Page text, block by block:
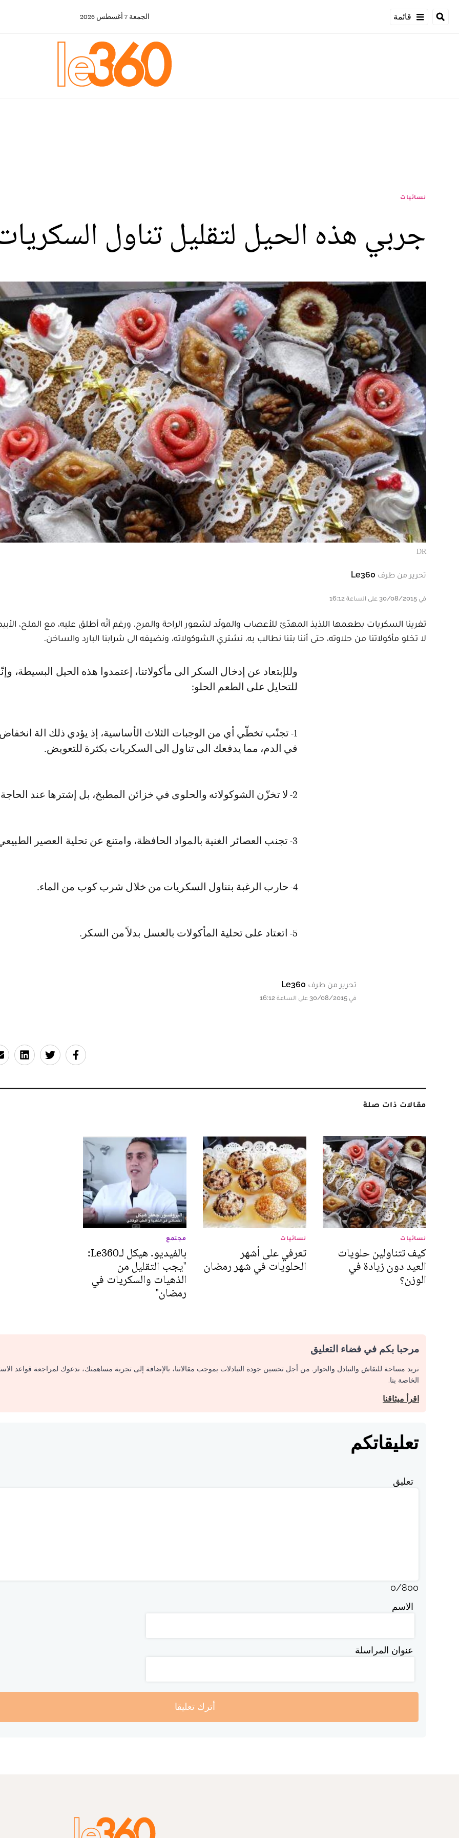
قائمة الجمعة 7 أغسطس 2026
نسائيات
جربي هذه الحيل لتقليل تناول
DR
تحرير من طرف Le360
في 30/08/2015 على الساعة 16:12
تغرينا السكريات بطعمها اللذيذ المهدّئ للأعصاب والمولّد لشعور الراحة والمرح. ورغم أنّه أطلق عليه، مع الملح،
لا تخلو مأكولاتنا من حلاوته، حتى أننا بتنا نطالب به، نشتري الشوكولاته، ونضيفه الى شرابنا البارد والساخن.
وللإبتعاد عن إدخال السكر الى مأكولاتنا، إعتمدوا هذه الحيل البسيطة، وإنّما الذكية
للتحايل على الطعم الحلو:
1- تجنّب تخطّي أي من الوجبات الثلاث الأساسية، إذ يؤدي ذلك الة
في الدم، مما يدفعك الى تناول الى السكريات بكثرة للتعويض.
2- لا تخزّن الشوكولاته والحلوى في خزائن المطبخ، بل إشترها عند الحاجة.
3- تجنب العصائر الغنية بالمواد الحافظة، وامتنع عن تحلية العصير الطبيعي.
4- حارب الرغبة بتناول السكريات من خلال شرب كوب من الماء.
5- اتعتاد على تحلية المأكولات بالعسل بدلاً من السكر.
تحرير من طرف Le360
في 30/08/2015 على الساعة 16:12
مقالات ذات صلة
نسائيات
كيف تتناولين حلويات
العيد دون زيادة في
الوزن؟
نسائيات
تعرفي على أشهر
الحلويات في شهر رمضان
مجتمع
بالفيديو. هيكل لـLe360:
"يجب التقليل من
الذهيات والسكريات في
رمضان"
مرحبا بكم في فضاء التعليق
نريد مساحة للنقاش والتبادل والحوار. من أجل تحسين جودة التبادلات بموجب مقالاتنا، بالإضافة إلى تجربة مساهمتك، ندعوك لمراجعة قواعد
الخاصة بنا.
اقرأ ميثاقنا
تعليقاتكم
تعليق
0/800
الاسم
عنوان المراسلة
أترك تعليقا